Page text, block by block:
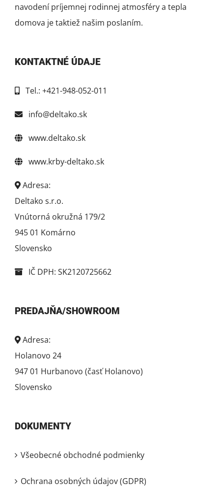
navodení príjemnej rodinnej atmosféry a tepla
domova je taktiež našim poslaním.
KONTAKTNÉ ÚDAJE
Tel.: +421-948-052-011
info@deltako.sk
www.deltako.sk
www.krby-deltako.sk
Adresa:
Deltako s.r.o.
Vnútorná okružná 179/2
945 01 Komárno
Slovensko
IČ DPH: SK2120725662
PREDAJŇA/SHOWROOM
Adresa:
Holanovo 24
947 01 Hurbanovo (časť Holanovo)
Slovensko
DOKUMENTY
Všeobecné obchodné podmienky
Ochrana osobných údajov (GDPR)